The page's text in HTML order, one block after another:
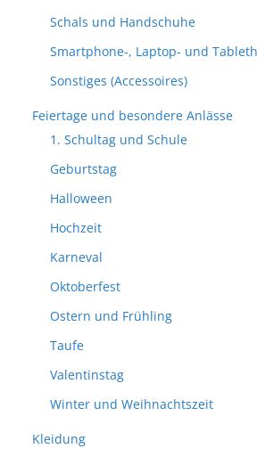
Schals und Handschuhe
Smartphone-, Laptop- und
Sonstiges (Accessoires)
Feiertage und besondere Anlässe
1. Schultag und Schule
Geburtstag
Halloween
Hochzeit
Karneval
Oktoberfest
Ostern und Frühling
Taufe
Valentinstag
Winter und Weihnachtszeit
Kleidung